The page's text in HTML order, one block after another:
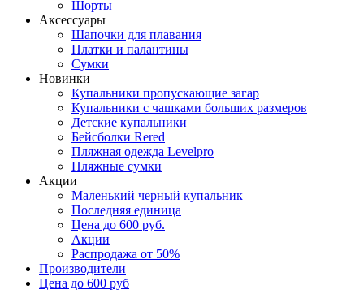
Шорты
Аксессуары
Шапочки для плавания
Платки и палантины
Сумки
Новинки
Купальники пропускающие загар
Купальники с чашками больших размеров
Детские купальники
Бейсболки Rered
Пляжная одежда Levelpro
Пляжные сумки
Акции
Маленький черный купальник
Последняя единица
Цена до 600 руб.
Акции
Распродажа от 50%
Производители
Цена до 600 руб